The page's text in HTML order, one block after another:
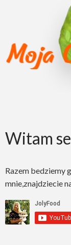
Witam
Razem bedziemy
mnie,znajdziecie